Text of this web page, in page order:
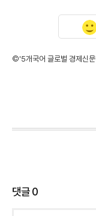
©'5개국어 글로벌 경제신문'
댓글0